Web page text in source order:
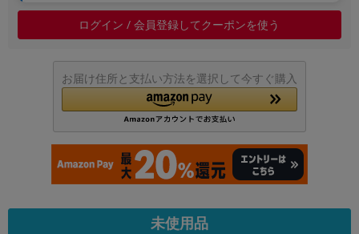
ログイン / 会員登録してクーポンを使う
お届け住所と支払い方法を選択して今すぐ購入
未使用品